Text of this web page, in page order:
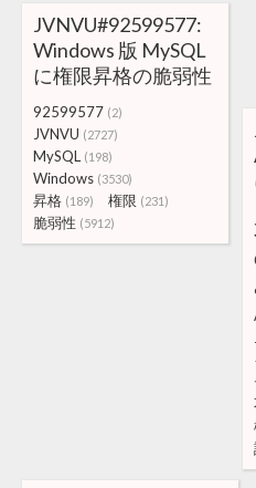
JVNVU#92599577:
Windows 版 MySQL
に権限昇格の脆弱性
92599577 (2)
JVNVU (2727)
MySQL (198)
Windows (3530)
昇格 (189) 権限 (231)
脆弱性 (5912)